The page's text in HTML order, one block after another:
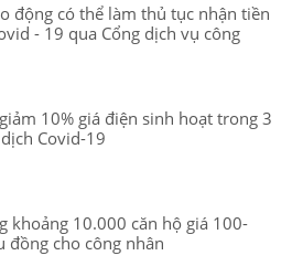
động có thể làm thủ tục nhận tiền
- 19 qua Cổng dịch vụ công
10% giá điện sinh hoạt trong 3
Covid-19
khoảng 10.000 căn hộ giá 100-
đồng cho công nhân